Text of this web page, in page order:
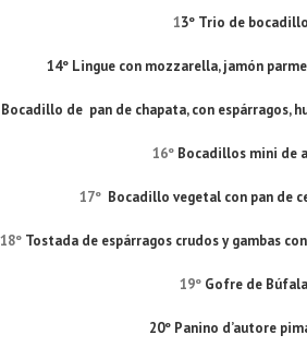
13º Trio de
14º Lingue con mozzarella, jamón
de pan de chapata, con espárragos,
16º Bocadillos mini de
17º Bocadillo vegetal con pan de
18º Tostada de espárragos crudos y gambas
19º Gofre de Búfala
20º Panino d’autore